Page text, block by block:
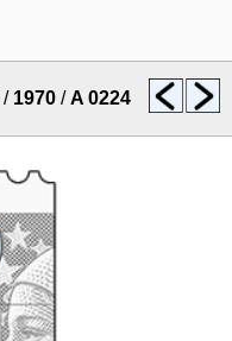
/ 1970 /A 0224